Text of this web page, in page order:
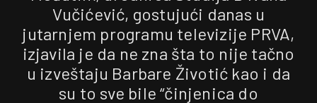
Vučićević, gostujući danas u
jutarnjem programu televizije PRVA,
izjavila je da ne zna šta to nije tačno
u izveštaju Barbare Životić kao i da
su to sve bile “činjenica do